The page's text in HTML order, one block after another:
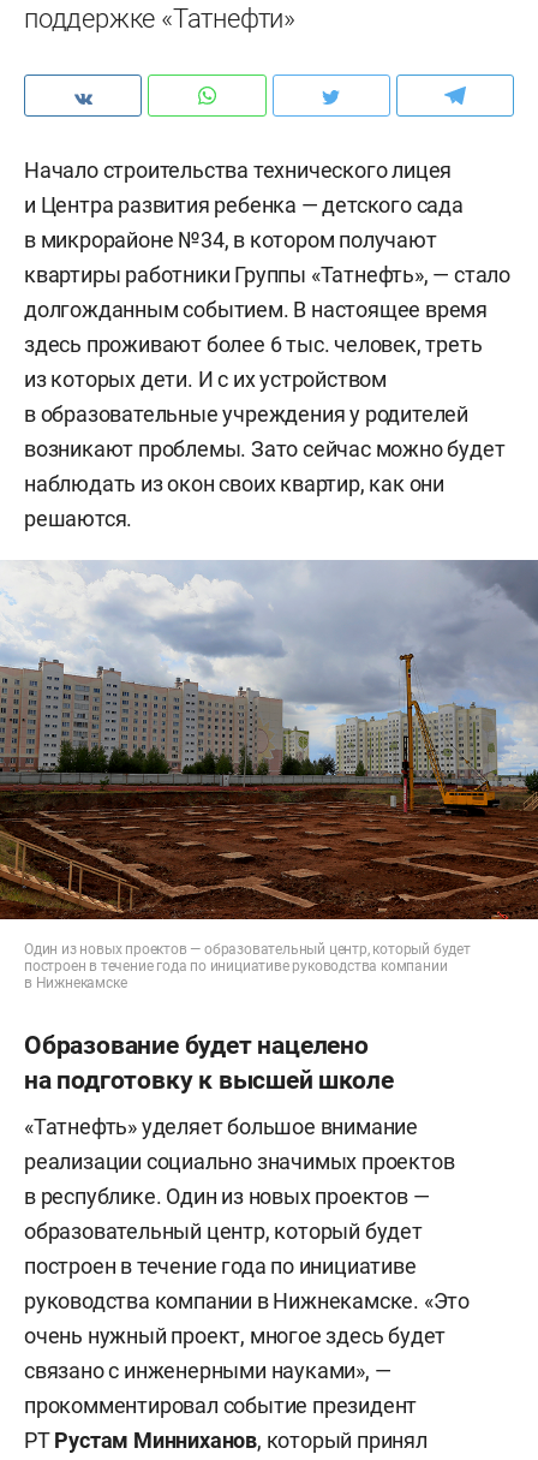
поддержке «Татнефти»
Начало строительства технического лицея
и Центра развития ребенка — детского сада
в микрорайоне №34, в котором получают
квартиры работники Группы «Татнефть», — стало
долгожданным событием. В настоящее время
здесь проживают более 6 тыс. человек, треть
из которых дети. И с их устройством
в образовательные учреждения у родителей
возникают проблемы. Зато сейчас можно будет
наблюдать из окон своих квартир, как они
решаются.
Один из новых проектов — образовательный центр, который будет
построен в течение года по инициативе руководства компании
в Нижнекамске
Образование будет нацелено
на подготовку к высшей школе
«Татнефть» уделяет большое внимание
реализации социально значимых проектов
в республике. Один из новых проектов —
образовательный центр, который будет
построен в течение года по инициативе
руководства компании в Нижнекамске. «Это
очень нужный проект, многое здесь будет
связано с инженерными науками», —
прокомментировал событие президент
РТРустам Минниханов, который принял